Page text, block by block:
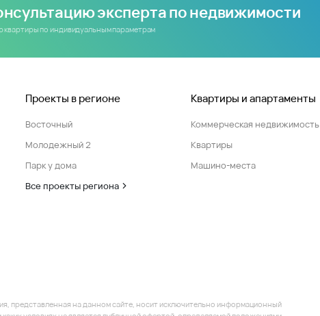
эксперта по недвижимости
квартиры по индивидуальным параметрам
Проекты в регионе
Восточный
Молодежный 2
Парк у дома
Все проекты региона
Квартиры и апартаменты
Коммерческая недвижимость
Квартиры
Машино-места
представленная на данном сайте, носит исключительно информационный